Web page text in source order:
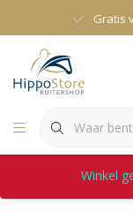
Gratis
Winkel